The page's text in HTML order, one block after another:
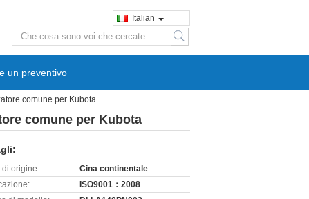
Italian
search
un preventivo
comune per Kubota
comune per Kubota
di origine:
Cina continentale
ISO9001：2008